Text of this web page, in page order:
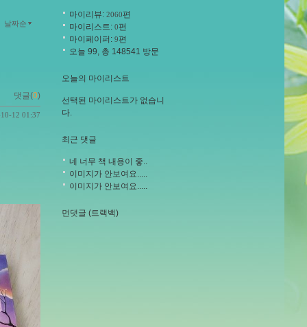
날짜순
댓글(0)
12 01:37
마이리뷰: 2060편
마이리스트: 0편
마이페이퍼: 9편
오늘 99, 총 148541 방문
오늘의 마이리스트
선택된 마이리스트가 없습니
다.
최근 댓글
네 너무 책 내용이 좋..
이미지가 안보여요.....
이미지가 안보여요.....
먼댓글 (트랙백)